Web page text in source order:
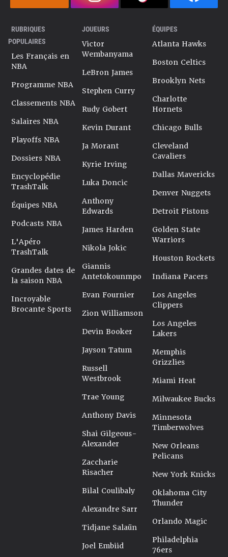
RUBRIQUES
POPULAIRES
Les Français en
NBA
Programme NBA
Classements NBA
Salaires NBA
Playoffs NBA
Dossiers NBA
Encyclopédie
TrashTalk
Équipes NBA
Podcasts NBA
L'Apéro
TrashTalk
Grandes dates de
la saison NBA
Incroyable
Brocante Sports
JOUEURS
Victor
Wembanyama
LeBron James
Stephen Curry
Rudy Gobert
Kevin Durant
Ja Morant
Kyrie Irving
Luka Doncic
Anthony
Edwards
James Harden
Nikola Jokic
Giannis
Antetokounmpo
Evan Fournier
Zion Williamson
Devin Booker
Jayson Tatum
Russell
Westbrook
Trae Young
Anthony Davis
Shai Gilgeous-
Alexander
Zaccharie
Risacher
Bilal Coulibaly
Alexandre Sarr
Tidjane Salaün
Joel Embiid
ÉQUIPES
Atlanta Hawks
Boston Celtics
Brooklyn Nets
Charlotte
Hornets
Chicago Bulls
Cleveland
Cavaliers
Dallas Mavericks
Denver Nuggets
Detroit Pistons
Golden State
Warriors
Houston Rockets
Indiana Pacers
Los Angeles
Clippers
Los Angeles
Lakers
Memphis
Grizzlies
Miami Heat
Milwaukee Bucks
Minnesota
Timberwolves
New Orleans
Pelicans
New York Knicks
Oklahoma City
Thunder
Orlando Magic
Philadelphia
76ers